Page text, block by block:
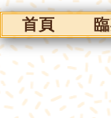
首頁